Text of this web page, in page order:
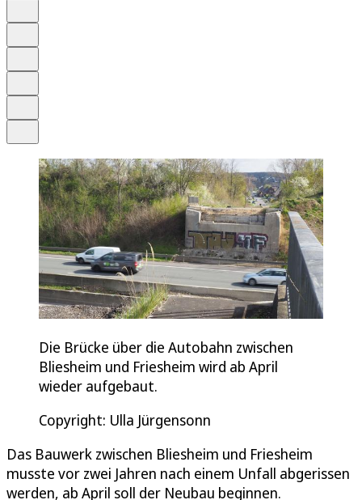
Die Brücke über die Autobahn zwischen
Bliesheim und Friesheim wird ab April
wieder aufgebaut.
Copyright: Ulla Jürgensonn
Das Bauwerk zwischen Bliesheim und Friesheim
musste vor zwei Jahren nach einem Unfall abgerissen
werden, ab April soll der Neubau beginnen.